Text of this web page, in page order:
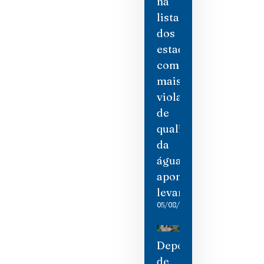
lista
dos
estados
com
mais
violações
de
qualidade
da
água,
aponta
levantamento
05/08/2026
Depois